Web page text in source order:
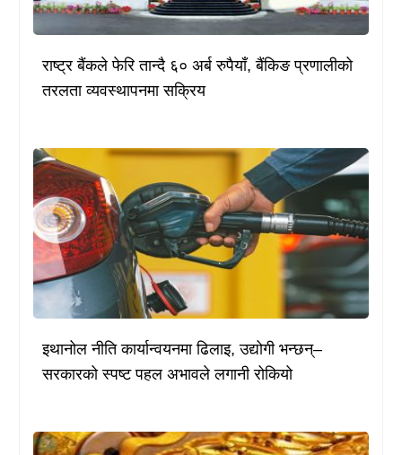
राष्ट्र बैंकले फेरि तान्दै ६० अर्ब रुपैयाँ, बैंकिङ प्रणालीको
तरलता व्यवस्थापनमा सक्रिय
इथानोल नीति कार्यान्वयनमा ढिलाइ, उद्योगी भन्छन्–
सरकारको स्पष्ट पहल अभावले लगानी रोकियो